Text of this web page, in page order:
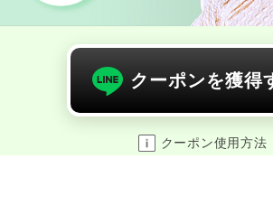
クーポンを獲得
クーポン使用方法